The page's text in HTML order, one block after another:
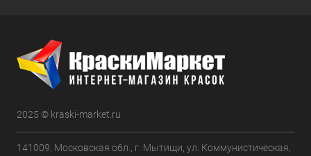
2025 © kraski-market.ru
141009, Московская обл., г. Мытищи, ул. Коммунистическая,